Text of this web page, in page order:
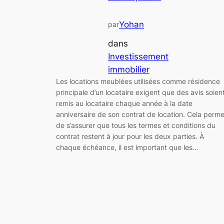
parYohan
dans
Investissement
immobilier
Les locations meublées utilisées comme résidence
principale d’un locataire exigent que des avis
remis au locataire chaque année à la date
anniversaire de son contrat de location. Cela
de s’assurer que tous les termes et conditions du
contrat restent à jour pour les deux parties. À
chaque échéance, il est important que les…